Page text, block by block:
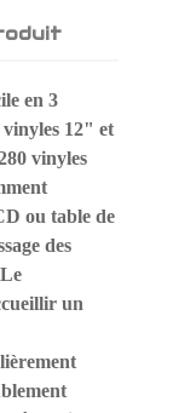
en 3
12" et
vinyles
ou table de
des
un